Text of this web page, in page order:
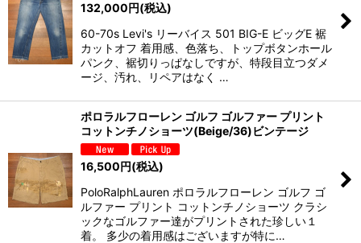
132,000円(税込)
60-70s Levi's リーバイス 501 BIG-E ビッグE 裾
カットオフ 着用感、色落ち、トップボタンホール
パンク、裾切りっぱなしですが、特段目立つダメ
ージ、汚れ、リペアはなく …
ポロラルフローレン ゴルフ ゴルファー プリント
コットンチノショーツ(Beige/36)ビンテージ
16,500円(税込)
PoloRalphLauren ポロラルフローレン ゴルフ ゴ
ルファー プリント コットンチノショーツ クラシ
ックなゴルファー達がプリントされた珍しい１
着。 多少の着用感はございますが特に…